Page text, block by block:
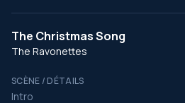
The Christmas Song
The Ravonettes
SCÈNE / DÉTAILS
Intro